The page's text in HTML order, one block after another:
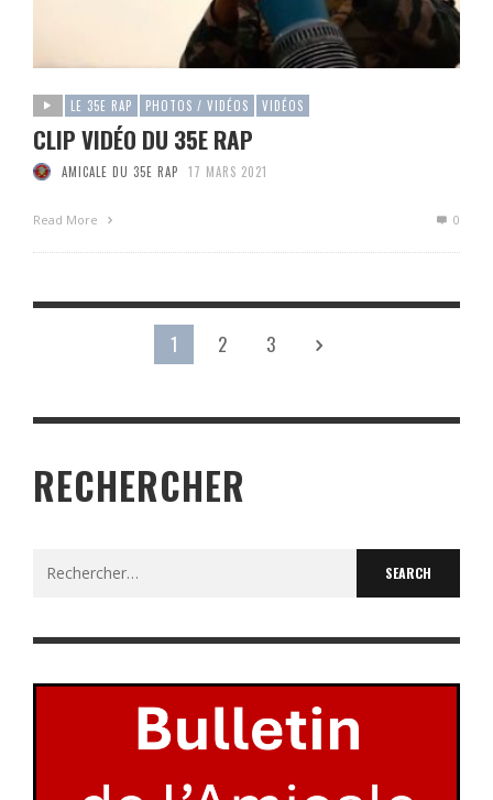
LE 35E RAP PHOTOS / VIDÉOS VIDÉOS
CLIP VIDÉO DU 35E RAP
AMICALE DU 35E RAP 17 MARS 2021
Read More 0
1 2 3
RECHERCHER